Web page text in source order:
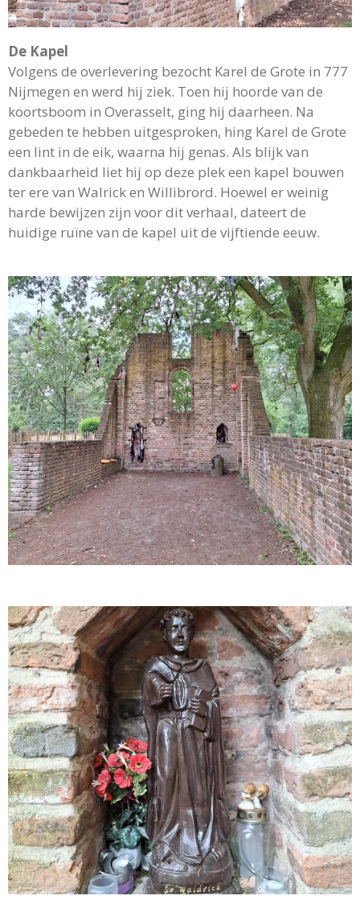
De Kapel
Volgens de overlevering bezocht Karel de Grote in 777
Nijmegen en werd hij ziek. Toen hij hoorde van de
koortsboom in Overasselt, ging hij daarheen. Na
gebeden te hebben uitgesproken, hing Karel de Grote
een lint in de eik, waarna hij genas. Als blijk van
dankbaarheid liet hij op deze plek een kapel bouwen
ter ere van Walrick en Willibrord. Hoewel er weinig
harde bewijzen zijn voor dit verhaal, dateert de
huidige ruïne van de kapel uit de vijftiende eeuw.